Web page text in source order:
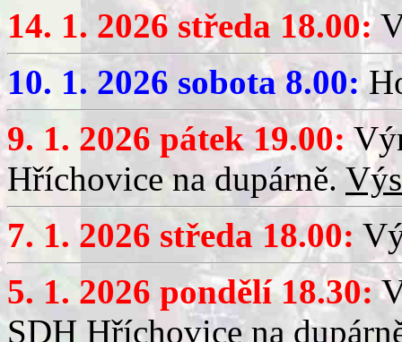
14. 1. 2026 středa 18.00:
10. 1. 2026 sobota 8.00:
9. 1. 2026 pátek 19.00:
Hříchovice na dupárně.
7. 1. 2026 středa 18.00:
5. 1. 2026 pondělí 18.30:
SDH Hříchovice na